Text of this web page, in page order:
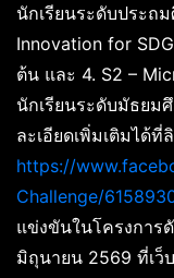
นักเรียนระดับประถ
Innovation for
ต้น และ 4. S2 –
นักเรียนระดับมัธยม
ละเอียดเพิ่มเติมได้ที่
https://
Challenge/
แข่งขันในโครงการ
มิถุนายน 2569 ที่เว็